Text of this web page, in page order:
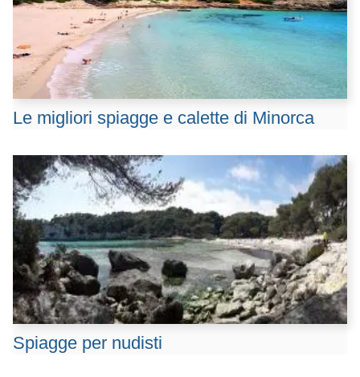
Le migliori spiagge e calette di Minorca
Spiagge per nudisti